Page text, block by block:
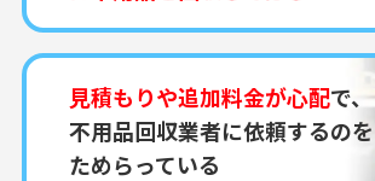
見積もりや追加料金が心配で、
不用品回収業者に依頼するのを
ためらっている